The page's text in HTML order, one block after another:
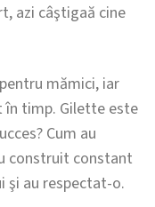
azi câştigaă cine
mămici, iar
timp. Gilette este
Cum au
construit constant
şi au respectat-o.